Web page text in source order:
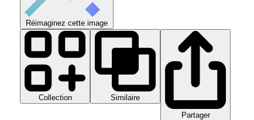
Réimaginez cette image
Collection
Similaire
Partager